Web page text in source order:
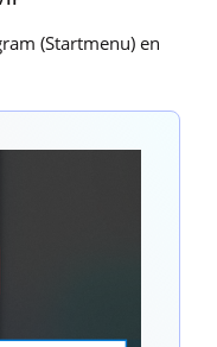
(Startmenu) en